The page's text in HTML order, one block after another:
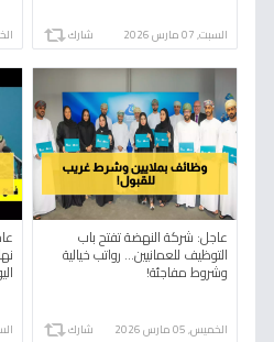
السبت, 07 مارس 2026 شارك
عاجل: شركة النهضة تفتح باب
التوظيف للعمانيين... رواتب خيالية
وشروط مفاجئة!
الخميس, 05 مارس 2026 شارك السبت,